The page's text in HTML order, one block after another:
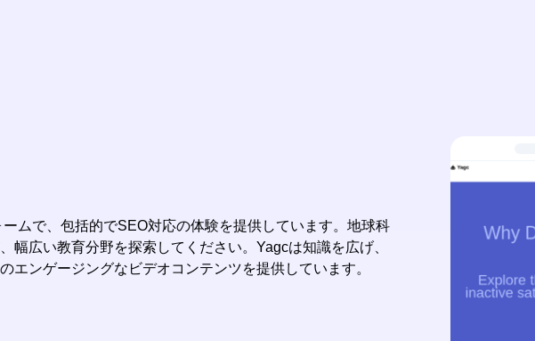
ムで、包括的でSEO対応の体験を提供しています。地球科
幅広い教育分野を探索してください。Yagcは知識を広げ、
エンゲージングなビデオコンテンツを提供しています。